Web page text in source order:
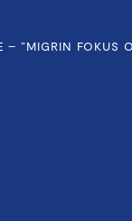
”MIGRIN FOKUS